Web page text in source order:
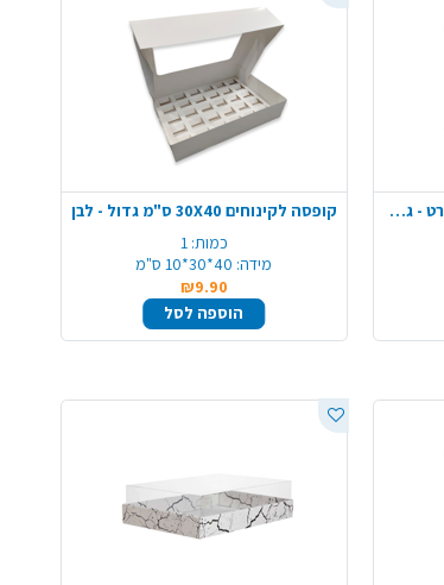
קופסה שקופה 30X30 ס"מ + סרט - גדול
קופסה לקינוחים 30X40 ס"מ גדול - לבן
כמות: 1
מידה: 40*30*10 ס"מ
₪9.90
הוספה לסל